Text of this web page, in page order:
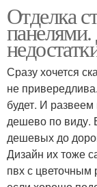
Отделка
Сразу хочется
не
будет. И
дешево по виду.
дешевых до
Дизайн их тоже
пвх с